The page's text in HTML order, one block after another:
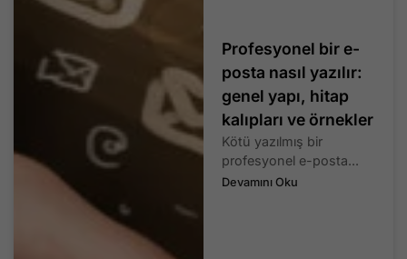
Profesyonel bir e-
posta nasıl yazılır:
genel yapı, hitap
kalıpları ve örnekler
Kötü yazılmış bir
profesyonel e-posta...
Devamını Oku